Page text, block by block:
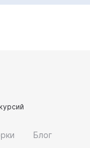
Блог